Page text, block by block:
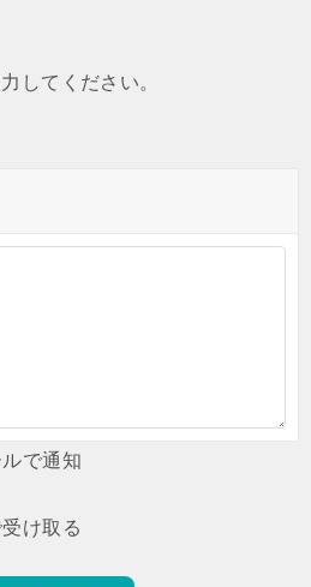
してください。
で通知
け取る